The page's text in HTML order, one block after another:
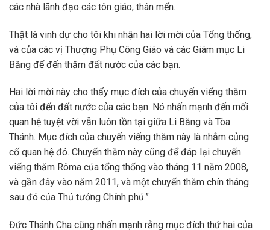
các nhà lãnh đạo các tôn giáo, thân mến.
Thật là vinh dự cho tôi khi nhận hai lời mời của Tổng thống,
và của các vị Thượng Phụ Công Giáo và các Giám mục Li
Băng để đến thăm đất nước của các bạn.
Hai lời mời này cho thấy mục đích của chuyến viếng thăm
của tôi đến đất nước của các bạn. Nó nhấn mạnh đến mối
quan hệ tuyệt vời vẫn luôn tồn tại giữa Li Băng và Tòa
Thánh. Mục đích của chuyến viếng thăm này là nhằm củng
cố quan hệ đó. Chuyến thăm này cũng để đáp lại chuyến
viếng thăm Rôma của tổng thống vào tháng 11 năm 2008,
và gần đây vào năm 2011, và một chuyến thăm chín tháng
sau đó của Thủ tướng Chính phủ.”
Đức Thánh Cha cũng nhấn mạnh rằng mục đích thứ hai của